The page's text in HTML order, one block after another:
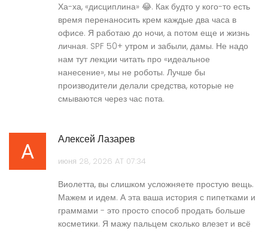
Ха-ха, «дисциплина» 😂. Как будто у кого-то есть
время перенаносить крем каждые два часа в
офисе. Я работаю до ночи, а потом еще и жизнь
личная. SPF 50+ утром и забыли, дамы. Не надо
нам тут лекции читать про «идеальное
нанесение», мы не роботы. Лучше бы
производители делали средства, которые не
смываются через час пота.
Алексей Лазарев
июня 28, 2026 AT 07:34
Виолетта, вы слишком усложняете простую вещь.
Мажем и идем. А эта ваша история с пипетками и
граммами - это просто способ продать больше
косметики. Я мажу пальцем сколько влезет и всё